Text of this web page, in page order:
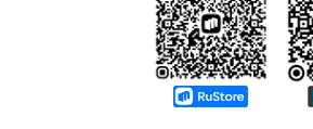
Согласие на получение чеков по